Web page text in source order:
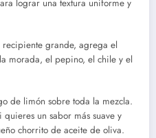
lograr una textura uniforme y
grande, agrega el
morada, el pepino, el chile y el
de limón sobre toda la mezcla.
un sabor más suave y
chorrito de aceite de oliva.